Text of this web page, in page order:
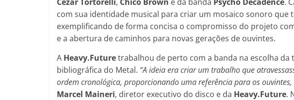
com sua identidade musical para criar um mosaico sonoro que
exemplificando de forma concisa o compromisso do projeto
e a abertura de caminhos para novas gerações de ouvintes.
A Heavy.Futuretrabalhou de perto com a banda na escolha
bibliográfica do Metal. “A ideia era criar um trabalho que
ordem cronológica, proporcionando uma referência para os ouvintes,
Marcel Maineri, diretor executivo do disco e da Heavy.Future.